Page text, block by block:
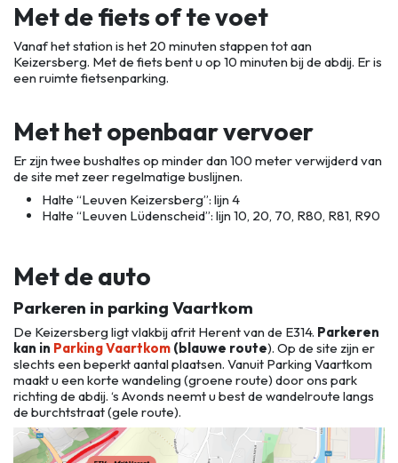
Met de fiets of te voet
Vanaf het station is het 20 minuten stappen tot aan
Keizersberg. Met de fiets bent u op 10 minuten bij de abdij. Er is
een ruimte fietsenparking.
Met het openbaar vervoer
Er zijn twee bushaltes op minder dan 100 meter verwijderd van
de site met zeer regelmatige buslijnen.
Halte “Leuven Keizersberg”: lijn 4
Halte “Leuven Lüdenscheid”: lijn 10, 20, 70, R80, R81, R90
Met de auto
Parkeren in parking Vaartkom
De Keizersberg ligt vlakbij afrit Herent van de E314. Parkeren
kan in Parking Vaartkom (blauwe route). Op de site zijn er
slechts een beperkt aantal plaatsen. Vanuit Parking Vaartkom
maakt u een korte wandeling (groene route) door ons park
richting de abdij. ‘s Avonds neemt u best de wandelroute langs
de burchtstraat (gele route).